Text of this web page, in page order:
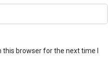
browser for the next time I